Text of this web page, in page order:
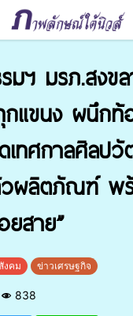
มฯ มรภ.สงข
กแขนง ผนึก
เทศกาลศิลป
ผลิตภัณฑ์ พ
ยสาย”
งคม ข่าวเศรษฐกิจ
838